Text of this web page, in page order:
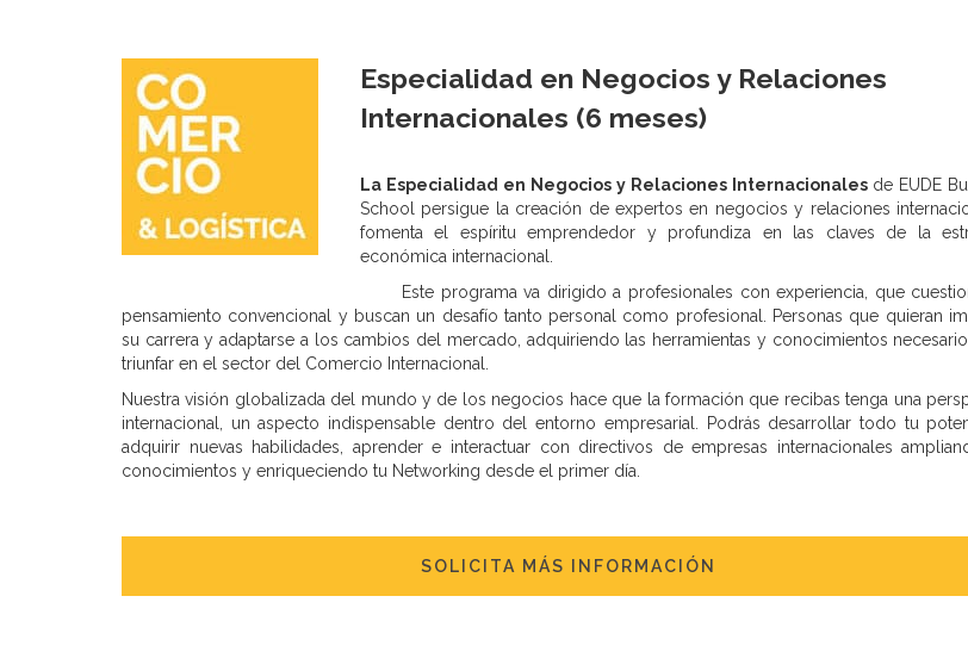
Especialidad en Negocios y Relaciones
Internacionales (6 meses)
La Especialidad en Negocios y Relaciones Internacionales de EUDE
School persigue la creación de expertos en negocios y relaciones
fomenta el espíritu emprendedor y profundiza en las claves de la
económica internacional.
Este programa va dirigido a profesionales con experiencia, que
pensamiento convencional y buscan un desafío tanto personal como profesional. Personas que quieran
su carrera y adaptarse a los cambios del mercado, adquiriendo las herramientas y conocimientos
triunfar en el sector del Comercio Internacional.
Nuestra visión globalizada del mundo y de los negocios hace que la formación que recibas tenga una
internacional, un aspecto indispensable dentro del entorno empresarial. Podrás desarrollar todo tu
adquirir nuevas habilidades, aprender e interactuar con directivos de empresas internacionales
conocimientos y enriqueciendo tu Networking desde el primer día.
SOLICITA MÁS INFORMACIÓN